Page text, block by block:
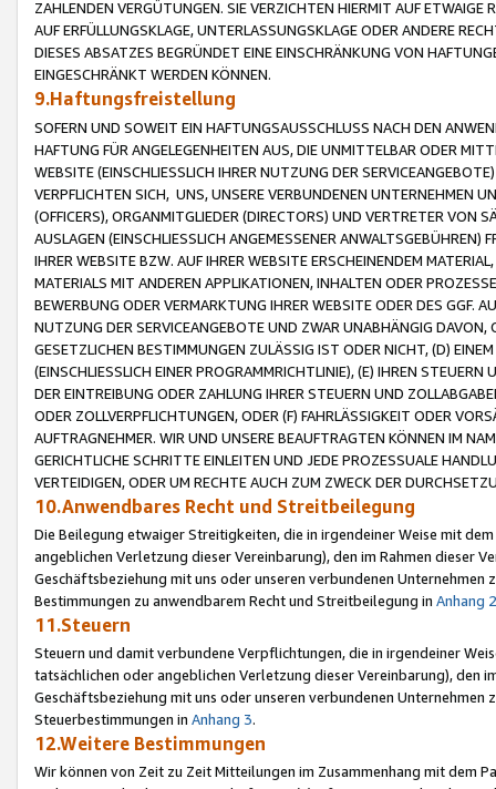
ZAHLENDEN VERGÜTUNGEN. SIE VERZICHTEN HIERMIT AUF
AUF ERFÜLLUNGSKLAGE, UNTERLASSUNGSKLAGE ODER ANDERE
DIESES ABSATZES BEGRÜNDET EINE EINSCHRÄNKUNG VON
EINGESCHRÄNKT WERDEN KÖNNEN.
9.Haftungsfreistellung
SOFERN UND SOWEIT EIN HAFTUNGSAUSSCHLUSS NACH DEN
HAFTUNG FÜR ANGELEGENHEITEN AUS, DIE UNMITTELBAR ODER
WEBSITE (EINSCHLIESSLICH IHRER NUTZUNG DER
VERPFLICHTEN SICH, UNS, UNSERE VERBUNDENEN UNTERNEHMEN
(OFFICERS), ORGANMITGLIEDER (DIRECTORS) UND VERTRETER VON
AUSLAGEN (EINSCHLIESSLICH ANGEMESSENER
IHRER WEBSITE BZW. AUF IHRER WEBSITE ERSCHEINENDEM
MATERIALS MIT ANDEREN APPLIKATIONEN, INHALTEN ODER
BEWERBUNG ODER VERMARKTUNG IHRER WEBSITE ODER DES GGF.
NUTZUNG DER SERVICEANGEBOTE UND ZWAR UNABHÄNGIG
GESETZLICHEN BESTIMMUNGEN ZULÄSSIG IST ODER NICHT, (D)
(EINSCHLIESSLICH EINER PROGRAMMRICHTLINIE), (E) IHREN
DER EINTREIBUNG ODER ZAHLUNG IHRER STEUERN UND
ODER ZOLLVERPFLICHTUNGEN, ODER (F) FAHRLÄSSIGKEIT ODER
AUFTRAGNEHMER. WIR UND UNSERE BEAUFTRAGTEN KÖNNEN IM
GERICHTLICHE SCHRITTE EINLEITEN UND JEDE PROZESSUALE
VERTEIDIGEN, ODER UM RECHTE AUCH ZUM ZWECK DER
10.Anwendbares Recht und Streitbeilegung
Die Beilegung etwaiger Streitigkeiten, die in irgendeiner Weise mit
angeblichen Verletzung dieser Vereinbarung), den im Rahmen dieser
Geschäftsbeziehung mit uns oder unseren verbundenen
Bestimmungen zu anwendbarem Recht und Streitbeilegung in Anhang 2
11.Steuern
Steuern und damit verbundene Verpflichtungen, die in irgendeiner
tatsächlichen oder angeblichen Verletzung dieser Vereinbarung), den
Geschäftsbeziehung mit uns oder unseren verbundenen
Steuerbestimmungen in Anhang 3.
12.Weitere Bestimmungen
Wir können von Zeit zu Zeit Mitteilungen im Zusammenhang mit dem